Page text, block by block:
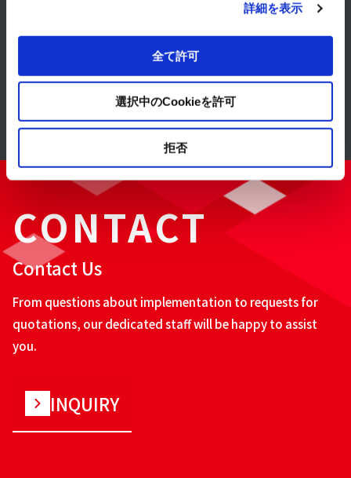
詳細を表示
全て許可
選択中のCookieを許可
拒否
Case Studies
CONTACT
Contact Us
From questions about implementation to requests for
quotations, our dedicated staff will be happy to assist
you.
INQUIRY